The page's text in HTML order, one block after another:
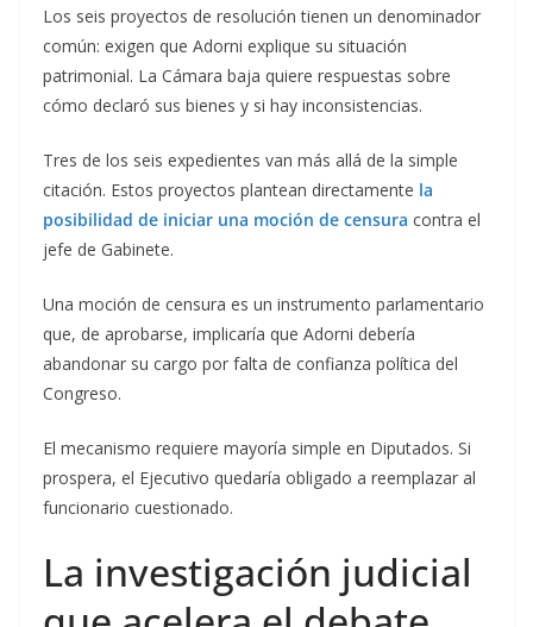
Los seis proyectos de resolución tienen un denominador
común: exigen que Adorni explique su situación
patrimonial. La Cámara baja quiere respuestas sobre
cómo declaró sus bienes y si hay inconsistencias.
Tres de los seis expedientes van más allá de la simple
citación. Estos proyectos plantean directamente la
posibilidad de iniciar una moción de censura contra el
jefe de Gabinete.
Una moción de censura es un instrumento parlamentario
que, de aprobarse, implicaría que Adorni debería
abandonar su cargo por falta de confianza política del
Congreso.
El mecanismo requiere mayoría simple en Diputados. Si
prospera, el Ejecutivo quedaría obligado a reemplazar al
funcionario cuestionado.
La investigación judicial